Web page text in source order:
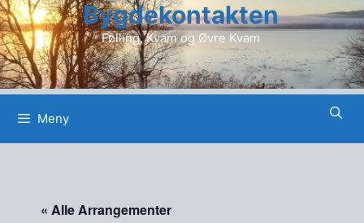
Hopp
til
innhold
Bygdekontakten
Følling, Kvam og Øvre Kvam
Meny
« Alle Arrangementer